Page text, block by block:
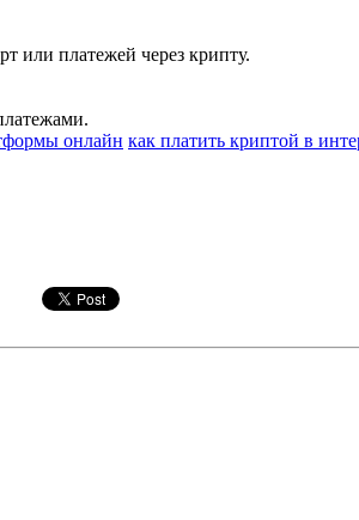
или платежей через крипту.
онлайн как платить криптой в